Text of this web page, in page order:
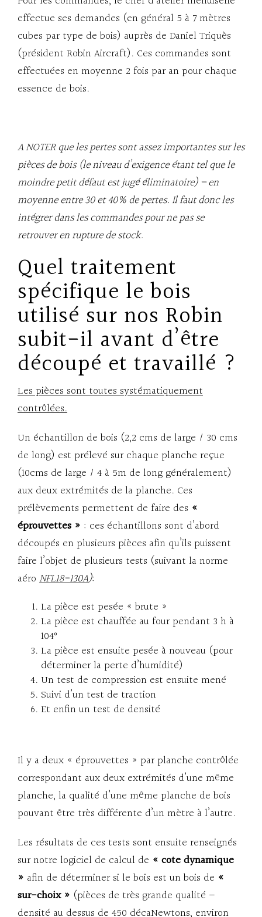
effectue ses demandes (en général 5 à 7 mètres
cubes par type de bois) auprès de Daniel Triquès
(président Robin Aircraft). Ces commandes sont
effectuées en moyenne 2 fois par an pour chaque
essence de bois.
A NOTER que les pertes sont assez importantes sur les
pièces de bois (le niveau d’exigence étant tel que le
moindre petit défaut est jugé éliminatoire) – en
moyenne entre 30 et 40% de pertes. Il faut donc les
intégrer dans les commandes pour ne pas se
retrouver en rupture de stock.
Quel traitement
spécifique le bois
utilisé sur nos Robin
subit-il avant d’être
découpé et travaillé ?
Les pièces sont toutes systématiquement
contrôlées.
Un échantillon de bois (2,2 cms de large / 30 cms
de long) est prélevé sur chaque planche reçue
(10cms de large / 4 à 5m de long généralement)
aux deux extrémités de la planche. Ces
prélèvements permettent de faire des «
éprouvettes » : ces échantillons sont d’abord
découpés en plusieurs pièces afin qu’ils puissent
faire l’objet de plusieurs tests (suivant la norme
aéro NFL18-130A):
La pièce est pesée « brute »
La pièce est chauffée au four pendant 3 h à
104°
La pièce est ensuite pesée à nouveau (pour
déterminer la perte d’humidité)
Un test de compression est ensuite mené
Suivi d’un test de traction
Et enfin un test de densité
Il y a deux « éprouvettes » par planche contrôlée
correspondant aux deux extrémités d’une même
planche, la qualité d’une même planche de bois
pouvant être très différente d’un mètre à l’autre.
Les résultats de ces tests sont ensuite renseignés
sur notre logiciel de calcul de « cote dynamique
» afin de déterminer si le bois est un bois de «
sur-choix » (pièces de très grande qualité –
densité au dessus de 450 décaNewtons, environ